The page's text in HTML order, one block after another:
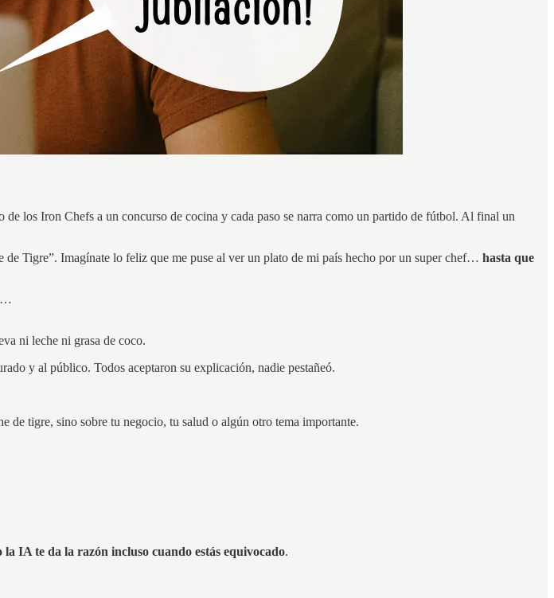
de los Iron Chefs a un concurso de cocina y cada paso se narra como un partido de fútbol. Al final un
Tigre”. Imagínate lo feliz que me puse al ver un plato de mi país hecho por un super chef… hasta que
…
ni leche ni grasa de coco.
y al público. Todos aceptaron su explicación, nadie pestañeó.
de tigre, sino sobre tu negocio, tu salud o algún otro tema importante.
la IA te da la razón incluso cuando estás equivocado.